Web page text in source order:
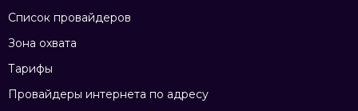
Список провайдеров
Зона охвата
Тарифы
Провайдеры интернета по адресу